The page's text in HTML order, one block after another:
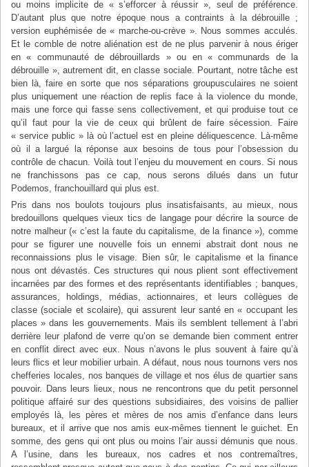
ou moins implicite de « s’efforcer à réussir », seul de préférence.
D’autant plus que notre époque nous a contraints à la débrouille ;
version euphémisée de « marche-ou-crève ». Nous sommes acculés.
Et le comble de notre aliénation est de ne plus parvenir à nous ériger
en « communauté de débrouillards » ou en « communards de la
débrouille », autrement dit, en classe sociale. Pourtant, notre tâche est
bien là, faire en sorte que nos séparations groupusculaires ne soient
plus uniquement une réaction de replis face à la violence du monde,
mais une force qui fasse sens collectivement, et qui produise tout ce
qu’il faut pour la vie de ceux qui brûlent de faire sécession. Faire
« service public » là où l’actuel est en pleine déliquescence. Là-même
où il a largué la réponse aux besoins de tous pour l’obsession du
contrôle de chacun. Voilà tout l’enjeu du mouvement en cours. Si nous
ne franchissons pas ce cap, nous serons dilués dans un futur
Podemos, franchouillard qui plus est.
Pris dans nos boulots toujours plus insatisfaisants, au mieux, nous
bredouillons quelques vieux tics de langage pour décrire la source de
notre malheur (« c’est la faute du capitalisme, de la finance »), comme
pour se figurer une nouvelle fois un ennemi abstrait dont nous ne
reconnaissions plus le visage. Bien sûr, le capitalisme et la finance
nous ont dévastés. Ces structures qui nous plient sont effectivement
incarnées par des formes et des représentants identifiables ; banques,
assurances, holdings, médias, actionnaires, et leurs collègues de
classe (sociale et scolaire), qui assurent leur santé en « occupant les
places » dans les gouvernements. Mais ils semblent tellement à l’abri
derrière leur plafond de verre qu’on se demande bien comment entrer
en conflit direct avec eux. Nous n’avons le plus souvent à faire qu’à
leurs flics et leur mobilier urbain. A défaut, nous nous tournons vers nos
chefferies locales, nos banques de village et nos élus de quartier sans
pouvoir. Dans leurs lieux, nous ne rencontrons que du petit personnel
politique affairé sur des questions subsidiaires, des voisins de pallier
employés là, les pères et mères de nos amis d’enfance dans leurs
bureaux, et il arrive que nos amis eux-mêmes tiennent le guichet. En
somme, des gens qui ont plus ou moins l’air aussi démunis que nous.
A l’usine, dans les bureaux, nos cadres et nos contremaîtres,